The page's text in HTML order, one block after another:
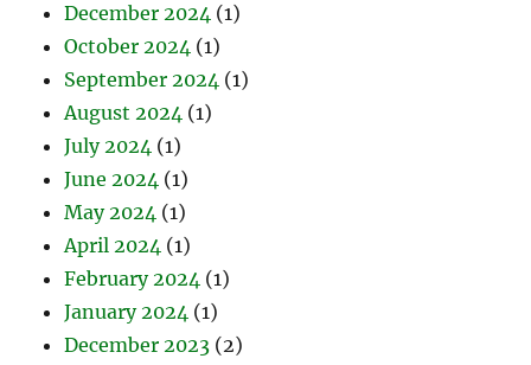
December 2024 (1)
October 2024 (1)
September 2024 (1)
August 2024 (1)
July 2024 (1)
June 2024 (1)
May 2024 (1)
April 2024 (1)
February 2024 (1)
January 2024 (1)
December 2023 (2)